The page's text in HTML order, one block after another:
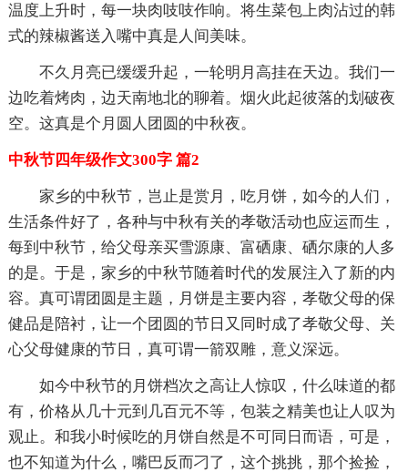
温度上升时，每一块肉吱吱作响。将生菜包上肉沾过的韩
式的辣椒酱送入嘴中真是人间美味。
不久月亮已缓缓升起，一轮明月高挂在天边。我们一
边吃着烤肉，边天南地北的聊着。烟火此起彼落的划破夜
空。这真是个月圆人团圆的中秋夜。
中秋节四年级作文300字 篇2
家乡的中秋节，岂止是赏月，吃月饼，如今的人们，
生活条件好了，各种与中秋有关的孝敬活动也应运而生，
每到中秋节，给父母亲买雪源康、富硒康、硒尔康的人多
的是。于是，家乡的中秋节随着时代的发展注入了新的内
容。真可谓团圆是主题，月饼是主要内容，孝敬父母的保
健品是陪衬，让一个团圆的节日又同时成了孝敬父母、关
心父母健康的节日，真可谓一箭双雕，意义深远。
如今中秋节的月饼档次之高让人惊叹，什么味道的都
有，价格从几十元到几百元不等，包装之精美也让人叹为
观止。和我小时候吃的月饼自然是不可同日而语，可是，
也不知道为什么，嘴巴反而刁了，这个挑挑，那个捡捡，